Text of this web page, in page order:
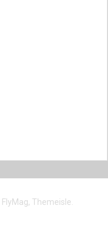
FlyMag, Themeisle.